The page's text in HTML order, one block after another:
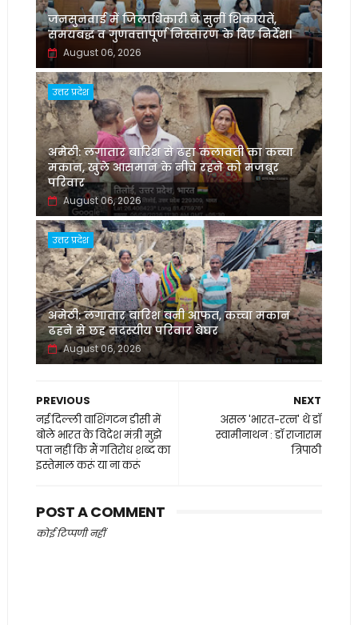
जनसुनवाई में जिलाधिकारी ने सुनीं शिकायतें,
समयबद्ध व गुणवत्तापूर्ण निस्तारण के दिए निर्देश।
August 06, 2026
उत्तर प्रदेश
अमेठी: लगातार बारिश से ढहा कलावती का कच्चा
मकान, खुले आसमान के नीचे रहने को मजबूर
परिवार
August 06, 2026
उत्तर प्रदेश
अमेठी: लगातार बारिश बनी आफत, कच्चा मकान
ढहने से छह सदस्यीय परिवार बेघर
August 06, 2026
NEXT
असल 'भारत-रत्न' थे डॉ
स्वामीनाथन : डॉ राजाराम
त्रिपाठी
PREVIOUS
नई दिल्ली वाशिंगटन डीसी में
बोले भारत के विदेश मंत्री मुझे
पता नहीं कि मैं गतिरोध शब्द का
इस्तेमाल करूं या ना करूं
POST A COMMENT
कोई टिप्पणी नहीं